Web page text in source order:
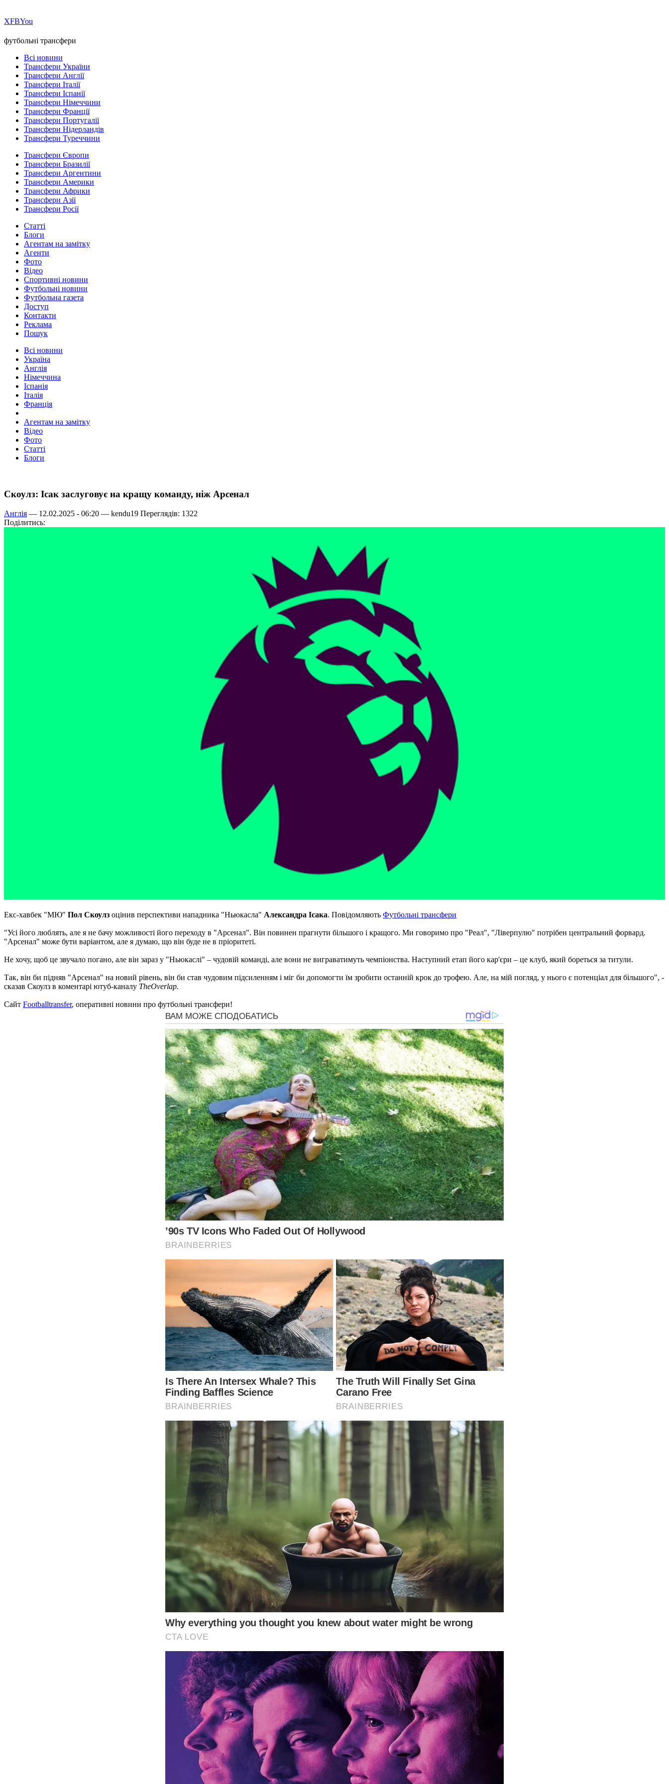
ХFBYou
футбольні трансфери
Всі новини
Трансфери України
Трансфери Англії
Трансфери Італії
Трансфери Іспанії
Трансфери Німеччини
Трансфери Франції
Трансфери Португалії
Трансфери Нідерландів
Трансфери Туреччини
Трансфери Європи
Трансфери Бразилії
Трансфери Аргентини
Трансфери Америки
Трансфери Африки
Трансфери Азії
Трансфери Росії
Статті
Блоги
Агентам на замітку
Агенти
Фото
Відео
Спортивні новини
Футбольні новини
Футбольна газета
Доступ
Контакти
Реклама
Пошук
Всі новини
Україна
Англія
Німеччина
Іспанія
Італія
Франція
Агентам на замітку
Відео
Фото
Статті
Блоги
Скоулз: Ісак заслуговує на кращу команду, ніж Арсенал
Англія — 12.02.2025 - 06:20 — kendu19 Переглядів: 1322
Поділитись:
Екс-хавбек "МЮ" Пол Скоулз оцінив перспективи нападника "Ньюкасла" Александра Ісака. Повідомляють Футбольні трансфери
"Усі його люблять, але я не бачу можливості його переходу в "Арсенал". Він повинен прагнути більшого і кращого. Ми говоримо про "Реал", "Ліверпулю" потрібен центральний форвард.
"Арсенал" може бути варіантом, але я думаю, що він буде не в пріоритеті.
Не хочу, щоб це звучало погано, але він зараз у "Ньюкаслі" – чудовій команді, але вони не виграватимуть чемпіонства. Наступний етап його кар'єри – це клуб, який бореться за титули.
Так, він би підняв "Арсенал" на новий рівень, він би став чудовим підсиленням і міг би допомогти їм зробити останній крок до трофею. Але, на мій погляд, у нього є потенціал для більшого", -
сказав Скоулз в коментарі ютуб-каналу TheOverlap.
Сайт Footballtransfer, оперативні новини про футбольні трансфери!